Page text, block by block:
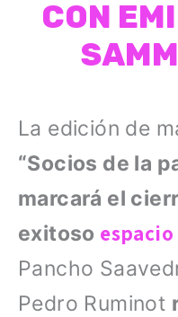
CON
La edición de
“Socios de la
marcará el
exitoso espacio
Pancho
Pedro Ruminot